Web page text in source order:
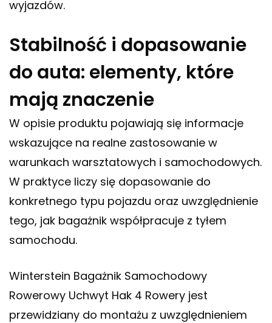
wyjazdów.
Stabilność i dopasowanie
do auta: elementy, które
mają znaczenie
W opisie produktu pojawiają się informacje
wskazujące na realne zastosowanie w
warunkach warsztatowych i samochodowych.
W praktyce liczy się dopasowanie do
konkretnego typu pojazdu oraz uwzględnienie
tego, jak bagażnik współpracuje z tyłem
samochodu.
Winterstein Bagażnik Samochodowy
Rowerowy Uchwyt Hak 4 Rowery jest
przewidziany do montażu z uwzględnieniem